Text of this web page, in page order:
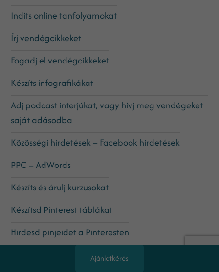
Indíts online tanfolyamokat
Írj vendégcikkeket
Fogadj el vendégcikkeket
Készíts infografikákat
Adj podcast interjúkat, vagy hívj meg vendégeket
saját adásodba
Közösségi hirdetések – Facebook hirdetések
PPC – AdWords
Készíts és árulj kurzusokat
Készítsd Pinterest táblákat
Hirdesd pinjeidet a Pinteresten
Ajánlatkérés